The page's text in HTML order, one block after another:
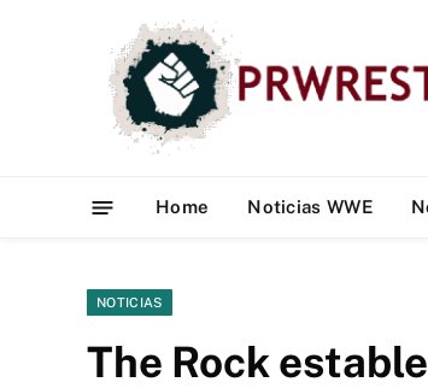
Home Noticias WWE
NOTICIAS
The Rock